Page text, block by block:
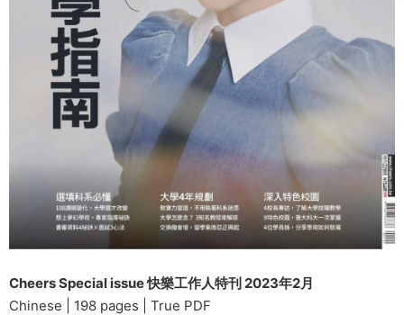
Cheers Special issue 快樂工作人特刊 2023年2月
Chinese | 198 pages | True PDF